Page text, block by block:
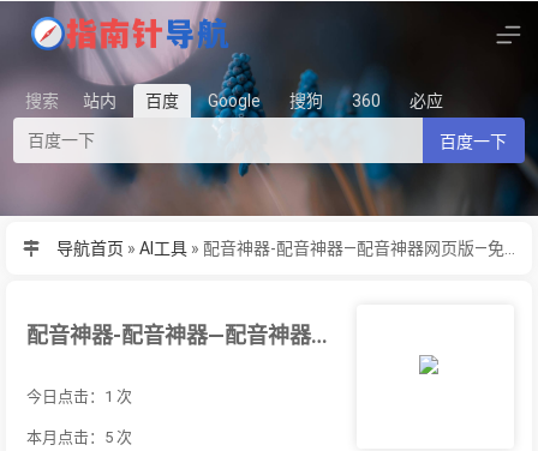
搜索 站内 百度 Google 搜狗 360 必应
百度一下
导航首页 » AI工具 »
配音神器-配音神器—配音神器网页版—免费配音—ai配音神器—在线配音
今日点击：1 次
本月点击：5 次